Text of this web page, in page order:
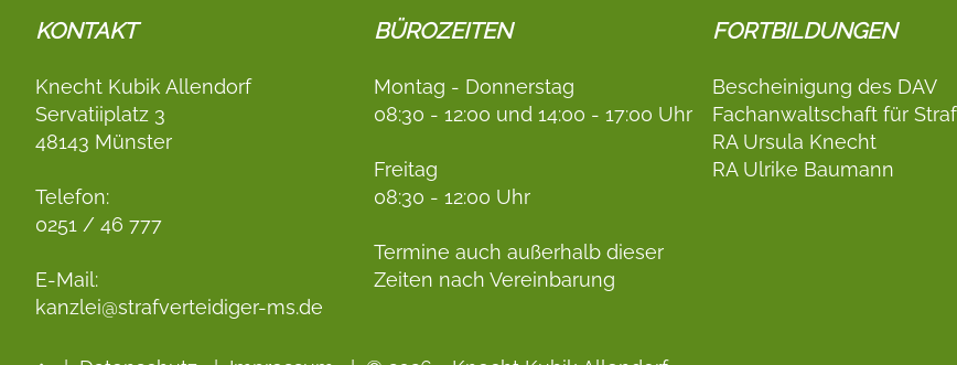
KONTAKT
Knecht Kubik Allendorf
Servatiiplatz 3
48143 Münster
Telefon:
0251 / 46 777
E-Mail:
kanzlei@strafverteidiger-ms.de
BÜROZEITEN
Montag - Donnerstag
08:30 - 12:00 und 14:00 - 17:00 Uhr
Freitag
08:30 - 12:00 Uhr
Termine auch außerhalb dieser
Zeiten nach Vereinbarung
FORTBILDUNGEN
Bescheinigung des DAV
Fachanwaltschaft für
RA Ursula Knecht
RA Ulrike Baumann